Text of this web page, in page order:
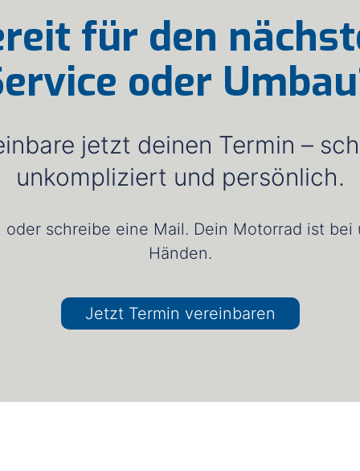
für den
oder
jetzt deinen Termin –
unkompliziert und persönlich.
oder schreibe eine Mail. Dein Motorrad ist bei
Händen.
Jetzt Termin vereinbaren